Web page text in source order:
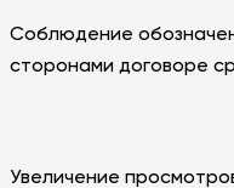
Соблюдение
сторонами договоре
Увеличение